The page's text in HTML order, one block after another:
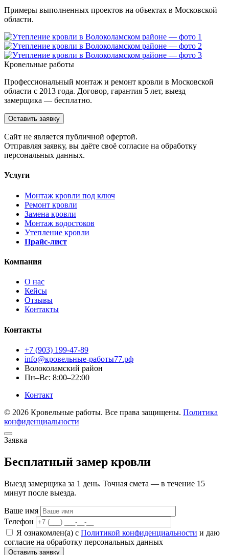
Примеры выполненных проектов на объектах в Московской
области.
Кровельные работы
Профессиональный монтаж и ремонт кровли в Московской
области с 2013 года. Договор, гарантия 5 лет, выезд
замерщика — бесплатно.
Оставить заявку
Cайт не является публичной офертой.
Отправляя заявку, вы даёте своё согласие на обработку
персональных данных.
Услуги
Монтаж кровли под ключ
Ремонт кровли
Замена кровли
Монтаж водостоков
Утепление кровли
Прайс-лист
Компания
О нас
Кейсы
Отзывы
Контакты
Контакты
+7 (903) 199-47-89
info@кровельные-работы77.рф
Волоколамский район
Пн–Вс: 8:00–22:00
Контакт
© 2026 Кровельные работы. Все права защищены. Политика
конфиденциальности
Заявка
Бесплатный замер кровли
Выезд замерщика за 1 день. Точная смета — в течение 15
минут после выезда.
Ваше имя
Телефон
Я ознакомлен(а) с Политикой конфиденциальности и даю
согласие на обработку персональных данных